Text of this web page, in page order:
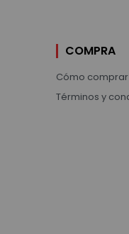
COMPRA
Cómo comprar
Términos y